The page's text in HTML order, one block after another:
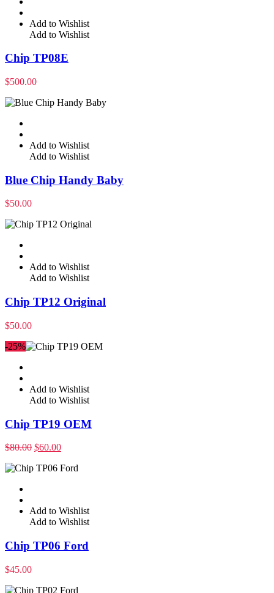
Add to Wishlist
Add to Wishlist
Chip TP08E
$500.00
Add to Wishlist
Add to Wishlist
Blue Chip Handy Baby
$50.00
Add to Wishlist
Add to Wishlist
Chip TP12 Original
$50.00
-25%
Add to Wishlist
Add to Wishlist
Chip TP19 OEM
$80.00 $60.00
Add to Wishlist
Add to Wishlist
Chip TP06 Ford
$45.00